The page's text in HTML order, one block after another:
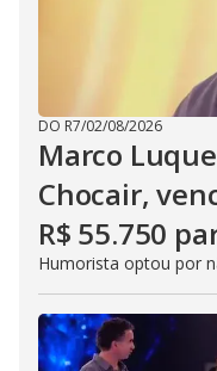
DO R7/02/08/2026
Marco
Chocair,
R$ 55.750
Humorista optou por